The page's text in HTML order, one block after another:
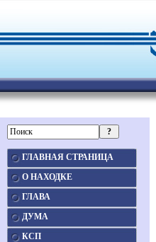
ГЛАВНАЯ СТРАНИЦА
О НАХОДКЕ
ГЛАВА
ДУМА
КСП